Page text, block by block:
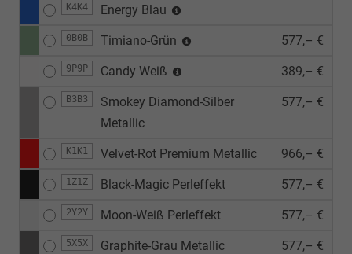
K4K4 Energy Blau
0B0B Timiano-Grün 577,– €
9P9P Candy Weiß 389,– €
B3B3
Smokey Diamond-Silber
Metallic
577,– €
K1K1 Velvet-Rot Premium Metallic 966,– €
1Z1Z Black-Magic Perleffekt 577,– €
2Y2Y Moon-Weiß Perleffekt 577,– €
5X5X Graphite-Grau Metallic 577,– €